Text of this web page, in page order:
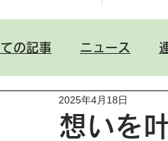
の記事 ニュース
想いを
2025年4月18日